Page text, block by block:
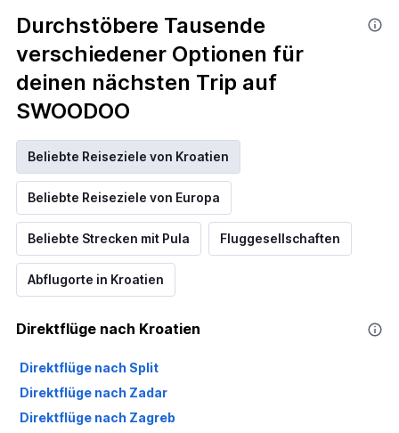
Durchstöbere Tausende
verschiedener Optionen für
deinen nächsten Trip auf
SWOODOO
Beliebte Reiseziele von Kroatien
Beliebte Reiseziele von Europa
Beliebte Strecken mit Pula Fluggesellschaften
Abflugorte in Kroatien
Direktflüge nach Kroatien
Direktflüge nach Split
Direktflüge nach Zadar
Direktflüge nach Zagreb